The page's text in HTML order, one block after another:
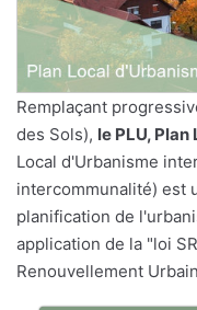
Remplaçant
des Sols), le PLU,
Local d'Urbanisme
intercommunalité) est
planification de
application de la "loi
Renouvellement